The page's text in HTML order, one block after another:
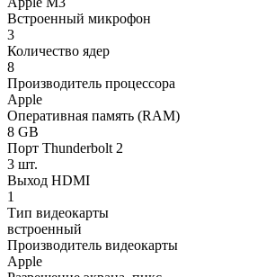
Встроенный микрофон
3
Количество ядер
8
Производитель процессора
Apple
Оперативная память (RAM)
8 GB
Порт Thunderbolt 2
3 шт.
Выход HDMI
1
Тип видеокарты
встроенный
Производитель видеокарты
Apple